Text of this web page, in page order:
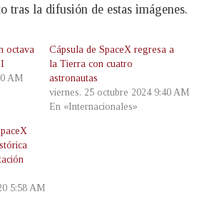
tras la difusión de estas imágenes.
octava
AM
Cápsula de SpaceX regresa a
la Tierra con cuatro
astronautas
viernes, 25 octubre 2024 9:40 AM
En «Internacionales»
5:58 AM